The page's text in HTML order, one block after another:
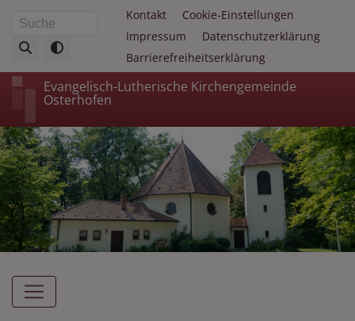
zum
Inhalt
Suche Fußbereichsmenü
Kontakt
Cookie-Einstellungen
Impressum
Datenschutzerklärung
Barrierefreiheitserklärung
Evangelisch-Lutherische Kirchengemeinde
Osterhofen
Hauptnavigation